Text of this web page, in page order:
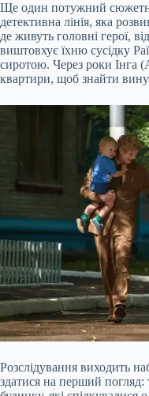
Ще один потужний
детективна лінія, яка
де живуть головні герої,
виштовхує їхню сусідку
сиротою. Через роки Інга
квартири, щоб знайти
Розслідування виходить
здатися на перший погляд: